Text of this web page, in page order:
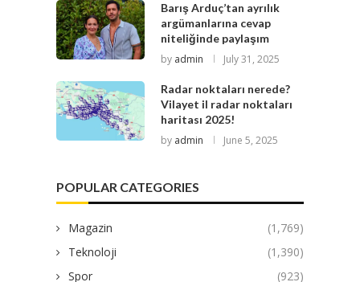
Barış Arduç’tan ayrılık
argümanlarına cevap
niteliğinde paylaşım
by admin July 31, 2025
Radar noktaları nerede?
Vilayet il radar noktaları
haritası 2025!
by admin June 5, 2025
POPULAR CATEGORIES
Magazin
(1,769)
Teknoloji
(1,390)
Spor
(923)